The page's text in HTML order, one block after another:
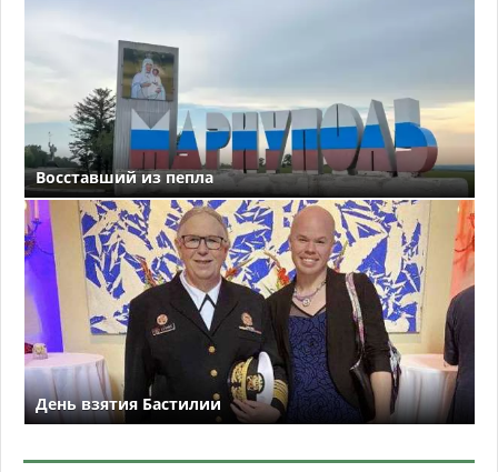
Восставший из пепла
День взятия Бастилии